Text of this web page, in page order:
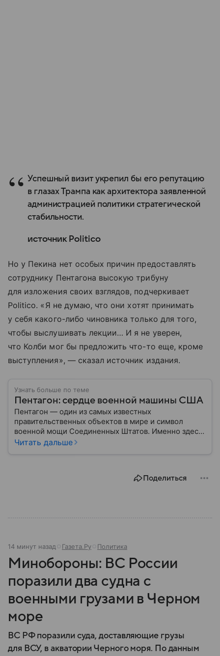
Успешный визит укрепил бы его репутацию
в глазах Трампа как архитектора заявленной
администрацией политики стратегической
стабильности.
источник Politico
Но у Пекина нет особых причин предоставлять
сотруднику Пентагона высокую трибуну
для изложения своих взглядов, подчеркивает
Politico. «Я не думаю, что они хотят принимать
у себя какого-либо чиновника только для того,
чтобы выслушивать лекции… И я не уверен,
что Колби мог бы предложить что-то еще, кроме
выступления», — сказал источник издания.
Узнать больше по теме
Пентагон: сердце военной машины США
Пентагон — один из самых известных
правительственных объектов в мире и символ
военной мощи Соединенных Штатов. Именно здесь
располагается штаб-квартира Министерства
Читать дальше
Поделиться
14 минут назад Газета.Ру Политика
Минобороны: ВС России
поразили два судна с
военными грузами в Черном
море
ВС РФ поразили суда, доставляющие грузы
для ВСУ, в акватории Черного моря. По данным